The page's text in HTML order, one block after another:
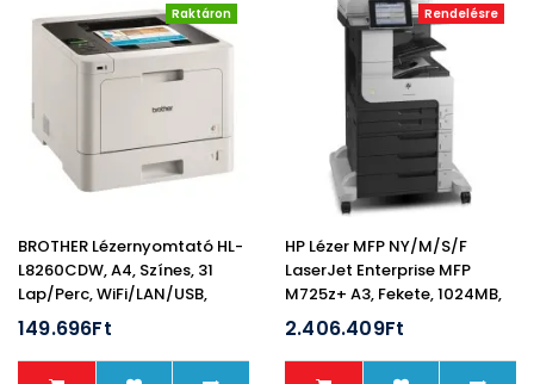
Raktáron
BROTHER Lézernyomtató HL-
L8260CDW, A4, Színes, 31
Lap/perc, WiFi/LAN/USB,
Duplex, 2400x600dpi, 256MB
149.696Ft
Rendelésre
HP Lézer MFP NY/M/S/F
LaserJet Enterprise MFP
M725z+ A3, Fekete, 1024MB,
USB/Háló, A4 41lap/perc FF,
1200x1200
2.406.409Ft